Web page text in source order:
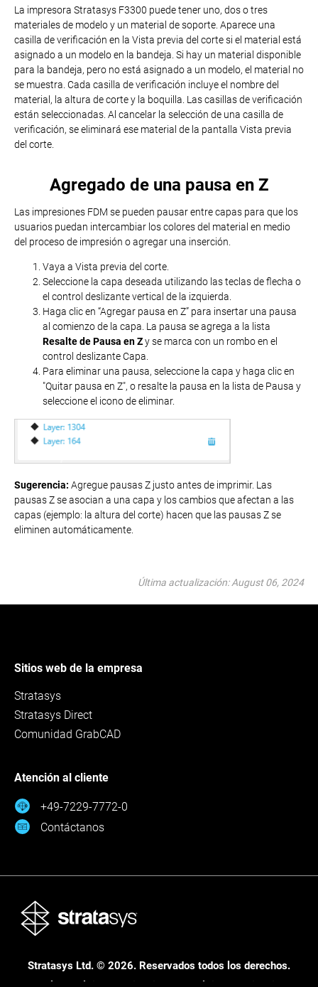
La impresora Stratasys F3300 puede tener uno, dos o tres
materiales de modelo y un material de soporte. Aparece una
casilla de verificación en la Vista previa del corte si el material está
asignado a un modelo en la bandeja. Si hay un material disponible
para la bandeja, pero no está asignado a un modelo, el material no
se muestra. Cada casilla de verificación incluye el nombre del
material, la altura de corte y la boquilla. Las casillas de verificación
están seleccionadas. Al cancelar la selección de una casilla de
verificación, se eliminará ese material de la pantalla Vista previa
del corte.
Agregado de una pausa en Z
Las impresiones FDM se pueden pausar entre capas para que los
usuarios puedan intercambiar los colores del material en medio
del proceso de impresión o agregar una inserción.
Vaya a Vista previa del corte.
Seleccione la capa deseada utilizando las teclas de flecha o
el control deslizante vertical de la izquierda.
Haga clic en “Agregar pausa en Z” para insertar una pausa
al comienzo de la capa. La pausa se agrega a la lista
Resalte de Pausa en Zy se marca con un rombo en el
control deslizante Capa.
Para eliminar una pausa, seleccione la capa y haga clic en
"Quitar pausa en Z", o resalte la pausa en la lista de Pausa y
seleccione el icono de eliminar.
Sugerencia: Agregue pausas Z justo antes de imprimir. Las
pausas Z se asocian a una capa y los cambios que afectan a las
capas (ejemplo: la altura del corte) hacen que las pausas Z se
eliminen automáticamente.
Última actualización: August 06, 2024
Sitios web de la empresa
Stratasys
Stratasys Direct
Comunidad GrabCAD
Atención al cliente
+49-7229-7772-0
Contáctanos
Stratasys Ltd. © 2026. Reservados todos los derechos.